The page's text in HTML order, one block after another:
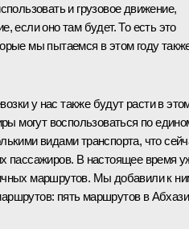
и грузовое движение,
если оно там будет. То есть это
мы пытаемся в этом году
у нас также будут расти в
могут воспользоваться по
видами транспорта, что
пассажиров. В настоящее время
маршрутов. Мы добавили к
пять маршрутов в